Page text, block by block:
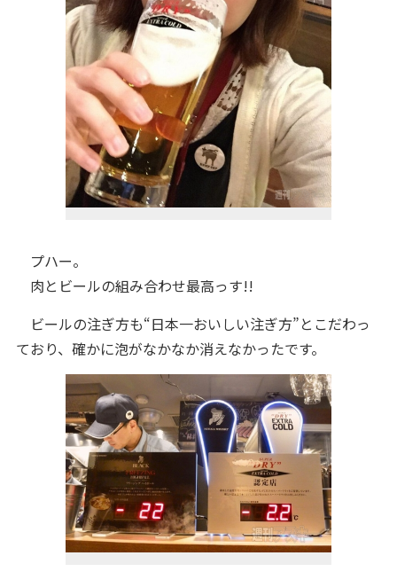
プハー。
肉とビールの組み合わせ最高っす!!
ビールの注ぎ方も“日本一おいしい注ぎ方”とこだわっ
ており、確かに泡がなかなか消えなかったです。